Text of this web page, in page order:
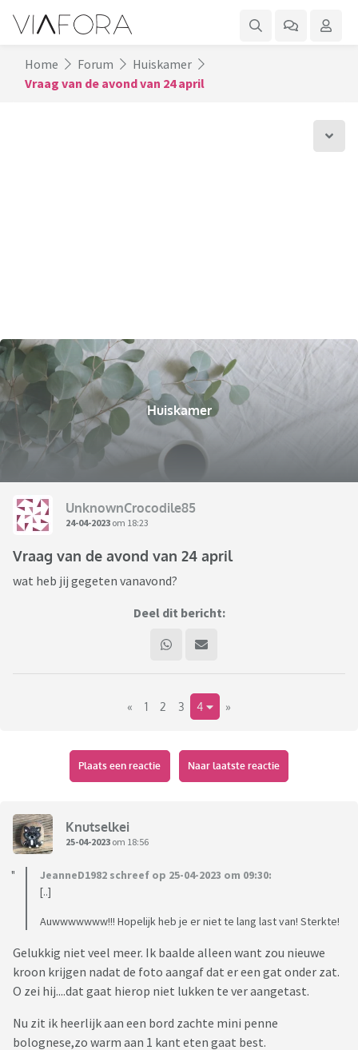
Home Forum
Huiskamer
Vraag van de avond van 24 april
Huiskamer
UnknownCrocodile85
24-04-2023 om 18:23
Vraag van de avond van 24 april
wat heb jij gegeten vanavond?
Deel dit bericht:
« 1 2 3 4 »
Plaats een reactie Naar laatste reactie
Knutselkei
25-04-2023 om 18:56
JeanneD1982 schreef op 25-04-2023 om 09:30:
[..]
Auwwwwwww!!! Hopelijk heb je er niet te lang last van! Sterkte!
Gelukkig niet veel meer. Ik baalde alleen want zou nieuwe
kroon krijgen nadat de foto aangaf dat er een gat onder zat.
O zei hij....dat gaat hierop niet lukken te ver aangetast.
Nu zit ik heerlijk aan een bord zachte mini penne
bolognese,zo warm aan 1 kant eten gaat best.